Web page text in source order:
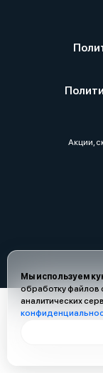
Мы используем
обработку файлов
аналитических
Акции,